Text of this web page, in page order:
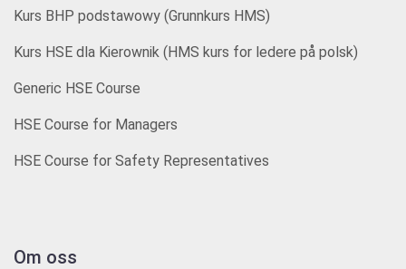
Kurs BHP podstawowy (Grunnkurs HMS)
Kurs HSE dla Kierownik (HMS kurs for ledere på polsk)
Generic HSE Course
HSE Course for Managers
HSE Course for Safety Representatives
Om oss